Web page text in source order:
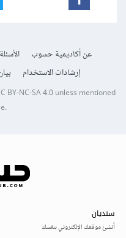
عن أكاديمية حسوب
إرشادات الاستخدام
BY-NC-SA 4.0unless mentioned